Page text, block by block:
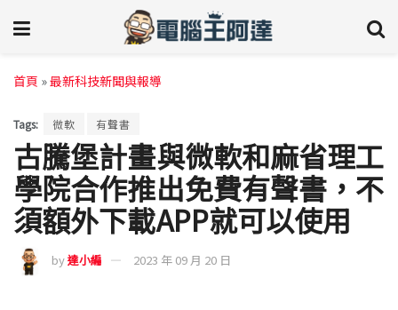
首頁 »最新科技新聞與報導
Tags: 微軟 有聲書
古騰堡計畫與微軟和麻省理工
學院合作推出免費有聲書，不
須額外下載APP就可以使用
by達小編 2023 年 09 月 20 日